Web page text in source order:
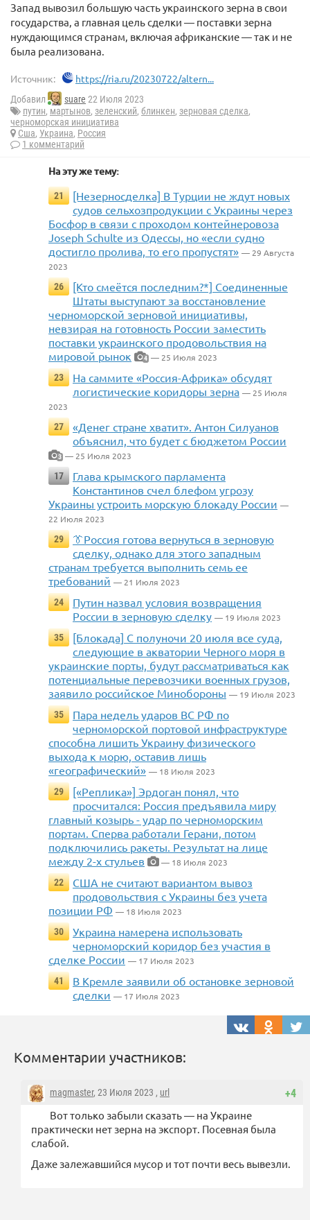
Запад вывозил большую часть украинского зерна в свои
государства, а главная цель сделки — поставки зерна
нуждающимся странам, включая африканские — так и не
была реализована.
Источник: https://ria.ru/20230722/altern...
Добавил suare 22 Июля 2023
путин, мартынов, зеленский, блинкен, зерновая сделка,
черноморская инициатива
Сша, Украина, Россия
1 комментарий
На эту же тему:
21
[Незерносделка] В Турции не ждут новых
судов сельхозпродукции с Украины через
Босфор в связи с проходом контейнеровоза
Joseph Schulte из Одессы, но «если судно
достигло пролива, то его пропустят» — 29 Августа
2023
26
[Кто смеётся последним?*] Соединенные
Штаты выступают за восстановление
черноморской зерновой инициативы,
невзирая на готовность России заместить
поставки украинского продовольствия на
мировой рынок
4 — 25 Июля 2023
23
На саммите «Россия-Африка» обсудят
логистические коридоры зерна — 25 Июля
2023
27
«Денег стране хватит». Антон Силуанов
объяснил, что будет с бюджетом России
3 — 25 Июля 2023
17
Глава крымского парламента
Константинов счел блефом угрозу
Украины устроить морскую блокаду России —
22 Июля 2023
29
👔Россия готова вернуться в зерновую
сделку, однако для этого западным
странам требуется выполнить семь ее
требований — 21 Июля 2023
24
Путин назвал условия возвращения
России в зерновую сделку — 19 Июля 2023
35
[Блокада] С полуночи 20 июля все суда,
следующие в акватории Черного моря в
украинские порты, будут рассматриваться как
потенциальные перевозчики военных грузов,
заявило российское Минобороны — 19 Июля 2023
35
Пара недель ударов ВС РФ по
черноморской портовой инфраструктуре
способна лишить Украину физического
выхода к морю, оставив лишь
«географический» — 18 Июля 2023
29
[«Реплика»] Эрдоган понял, что
просчитался: Россия предъявила миру
главный козырь - удар по черноморским
портам. Сперва работали Герани, потом
подключились ракеты. Результат на лице
между 2-х стульев
— 18 Июля 2023
22
США не считают вариантом вывоз
продовольствия с Украины без учета
позиции РФ — 18 Июля 2023
30
Украина намерена использовать
черноморский коридор без участия в
сделке России — 17 Июля 2023
41
В Кремле заявили об остановке зерновой
сделки — 17 Июля 2023
Комментарии участников:
+4
magmaster, 23 Июля 2023 , url
Вот только забыли сказать — на Украине
практически нет зерна на экспорт. Посевная была
слабой.
Даже залежавшийся мусор и тот почти весь вывезли.